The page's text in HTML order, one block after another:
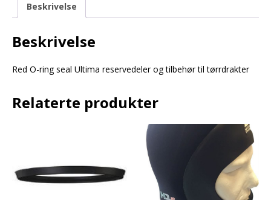
Beskrivelse
Beskrivelse
Red O-ring seal Ultima reservedeler og tilbehør til tørrdrakter
Relaterte produkter